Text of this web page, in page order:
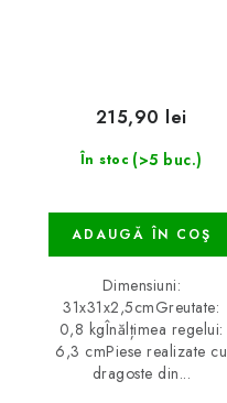
În stoc (>5 buc.)
215,90 lei
ADAUGĂ ÎN COŞ
Dimensiuni:
31x31x2,5cmGreutate:
0,8 kgÎnălțimea regelui:
6,3 cmPiese realizate cu
dragoste din...